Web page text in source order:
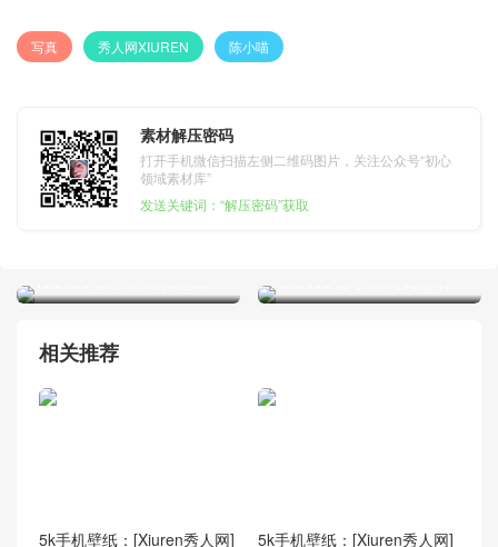
写真 秀人网XIUREN 陈小喵
素材解压密码
打开手机微信扫描左侧二维码图片，关注公众号“初心
领域素材库”
发送关键词：“解压密码”获取
No.3453 陈小喵 写真壁纸
No.3453 陈小喵 写真壁纸
相关推荐
5k手机壁纸：[Xiuren秀人网]
5k手机壁纸：[Xiuren秀人网]